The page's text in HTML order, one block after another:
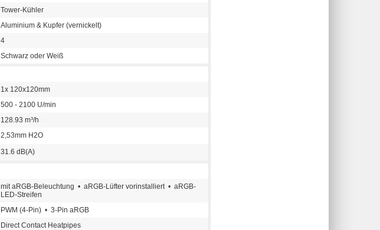
Tower-Kühler
Aluminium & Kupfer (vernickelt)
4
Schwarz oder Weiß
1x 120x120mm
500 - 2100 U/min
128.93 m³/h
2,53mm H2O
31.6 dB(A)
mit aRGB-Beleuchtung • aRGB-Lüfter vorinstalliert • aRGB-
LED-Streifen
PWM (4-Pin) • 3-Pin aRGB
Direct Contact Heatpipes